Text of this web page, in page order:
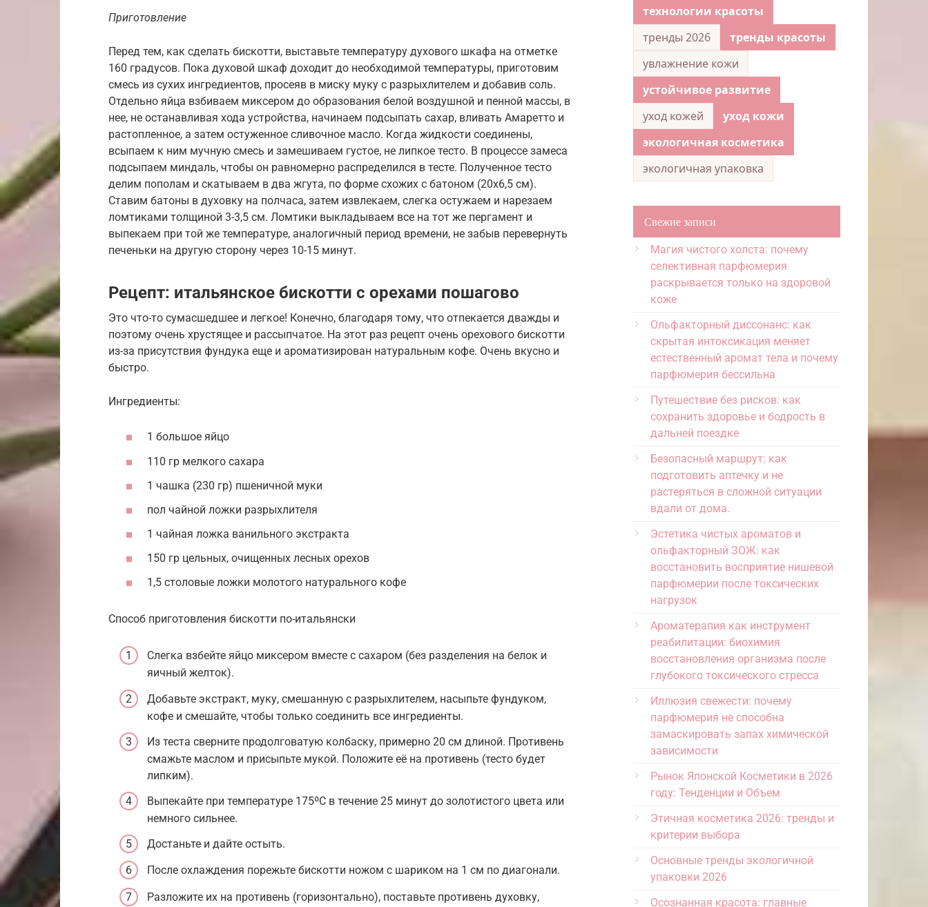
Приготовление
Перед тем, как сделать бискотти, выставьте температуру духового шкафа на отметке
160 градусов. Пока духовой шкаф доходит до необходимой температуры, приготовим
смесь из сухих ингредиентов, просеяв в миску муку с разрыхлителем и добавив соль.
Отдельно яйца взбиваем миксером до образования белой воздушной и пенной массы, в
нее, не останавливая хода устройства, начинаем подсыпать сахар, вливать Амаретто и
растопленное, а затем остуженное сливочное масло. Когда жидкости соединены,
всыпаем к ним мучную смесь и замешиваем густое, не липкое тесто. В процессе замеса
подсыпаем миндаль, чтобы он равномерно распределился в тесте. Полученное тесто
делим пополам и скатываем в два жгута, по форме схожих с батоном (20х6,5 см).
Ставим батоны в духовку на полчаса, затем извлекаем, слегка остужаем и нарезаем
ломтиками толщиной 3-3,5 см. Ломтики выкладываем все на тот же пергамент и
выпекаем при той же температуре, аналогичный период времени, не забыв перевернуть
печеньки на другую сторону через 10-15 минут.
Рецепт: итальянское бискотти с орехами пошагово
Это что-то сумасшедшее и легкое! Конечно, благодаря тому, что отпекается дважды и
поэтому очень хрустящее и рассыпчатое. На этот раз рецепт очень орехового бискотти
из-за присутствия фундука еще и ароматизирован натуральным кофе. Очень вкусно и
быстро.
Ингредиенты:
1 большое яйцо
110 гр мелкого сахара
1 чашка (230 гр) пшеничной муки
пол чайной ложки разрыхлителя
1 чайная ложка ванильного экстракта
150 гр цельных, очищенных лесных орехов
1,5 столовые ложки молотого натурального кофе
Способ приготовления бискотти по-итальянски
Слегка взбейте яйцо миксером вместе с сахаром (без разделения на белок и
яичный желток).
Добавьте экстракт, муку, смешанную с разрыхлителем, насыпьте фундуком,
кофе и смешайте, чтобы только соединить все ингредиенты.
Из теста сверните продолговатую колбаску, примерно 20 см длиной. Противень
смажьте маслом и присыпьте мукой. Положите её на противень (тесто будет
липким).
Выпекайте при температуре 175ºC в течение 25 минут до золотистого цвета или
немного сильнее.
Достаньте и дайте остыть.
После охлаждения порежьте бискотти ножом с шариком на 1 см по диагонали.
Разложите их на противень (горизонтально), поставьте противень духовку,
технологии красоты
тренды 2026
тренды красоты
увлажнение кожи
устойчивое развитие
уход кожей
уход кожи
экологичная косметика
экологичная упаковка
Свежие записи
Магия чистого холста: почему
селективная парфюмерия
раскрывается только на здоровой
коже
Ольфакторный диссонанс: как
скрытая интоксикация меняет
естественный аромат тела и почему
парфюмерия бессильна
Путешествие без рисков: как
сохранить здоровье и бодрость в
дальней поездке
Безопасный маршрут: как
подготовить аптечку и не
растеряться в сложной ситуации
вдали от дома.
Эстетика чистых ароматов и
ольфакторный ЗОЖ: как
восстановить восприятие нишевой
парфюмерии после токсических
нагрузок
Ароматерапия как инструмент
реабилитации: биохимия
восстановления организма после
глубокого токсического стресса
Иллюзия свежести: почему
парфюмерия не способна
замаскировать запах химической
зависимости
Рынок Японской Косметики в 2026
году: Тенденции и Объем
Этичная косметика 2026: тренды и
критерии выбора
Основные тренды экологичной
упаковки 2026
Осознанная красота: главные